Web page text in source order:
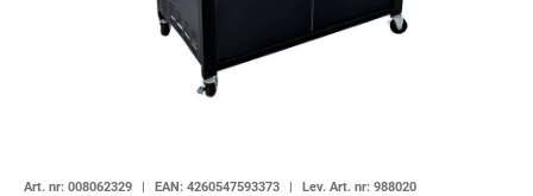
Art. nr: 008062329 EAN: 4260547593373 Lev. Art. nr: 988020